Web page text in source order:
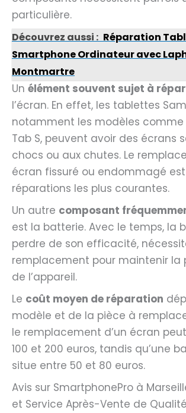
particulière.
Découvrez aussi : Réparation
Smartphone Ordinateur avec
Montmartre
Un élément souvent sujet à
l’écran. En effet, les tablettes
notamment les modèles comme
Tab S, peuvent avoir des écrans
chocs ou aux chutes. Le
écran fissuré ou endommagé est
réparations les plus courantes.
Un autre composant
est la batterie. Avec le temps, la
perdre de son efficacité,
remplacement pour maintenir la
de l’appareil.
Le coût moyen de réparation
modèle et de la pièce à
le remplacement d’un écran
100 et 200 euros, tandis qu’une
situe entre 50 et 80 euros.
Avis sur SmartphonePro à
et Service Après-Vente de Qualité